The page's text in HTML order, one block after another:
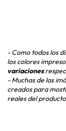
- Como todos los
los colores
variaciones
- Muchas de las
creados para
reales del